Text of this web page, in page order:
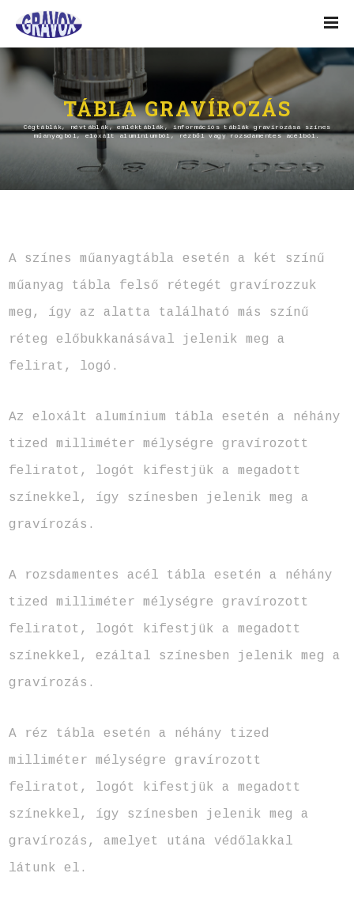
TÁBLA GRAVÍROZÁS
Cégtáblák, névtáblák, emléktáblák, információs táblák gravírozása színes
műanyagból, eloxált alumíniumból, rézből vagy rozsdamentes acélból.
A színes műanyagtábla esetén a két színű
műanyag tábla felső rétegét gravírozzuk
meg, így az alatta található más színű
réteg előbukkanásával jelenik meg a
felirat, logó.
Az eloxált alumínium tábla esetén a néhány
tized milliméter mélységre gravírozott
feliratot, logót kifestjük a megadott
színekkel, így színesben jelenik meg a
gravírozás.
A rozsdamentes acél tábla esetén a néhány
tized milliméter mélységre gravírozott
feliratot, logót kifestjük a megadott
színekkel, ezáltal színesben jelenik meg a
gravírozás.
A réz tábla esetén a néhány tized
milliméter mélységre gravírozott
feliratot, logót kifestjük a megadott
színekkel, így színesben jelenik meg a
gravírozás, amelyet utána védőlakkal
látunk el.